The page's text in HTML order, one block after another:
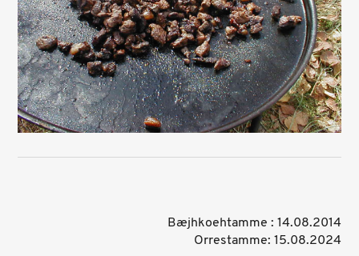
Bæjhkoehtamme : 14.08.2014
Orrestamme: 15.08.2024